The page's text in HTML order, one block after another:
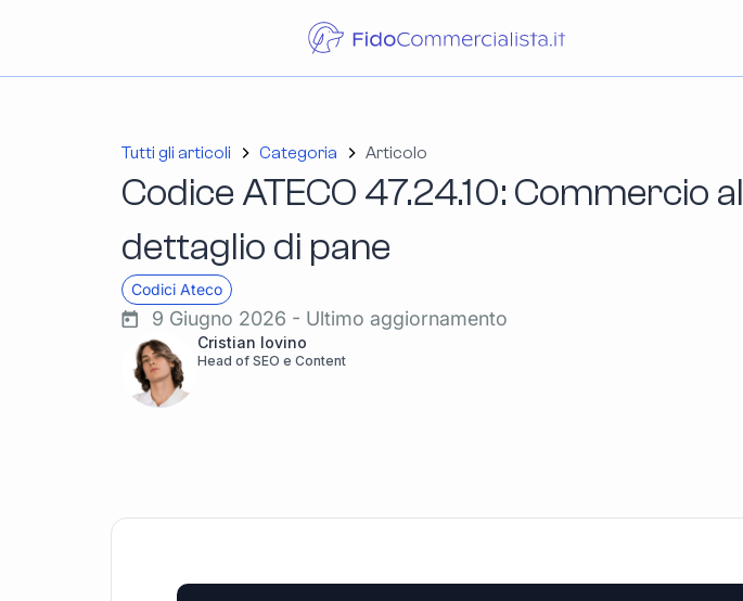
Tutti gli articoli Categoria Articolo
Codice ATECO 47.24.10: Commercio al
dettaglio di pane
Codici Ateco
9 Giugno 2026 - Ultimo aggiornamento
Cristian Iovino
Head of SEO e Content